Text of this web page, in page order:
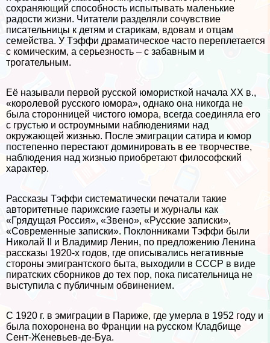
сохраняющий способность испытывать маленькие
радости жизни. Читатели разделяли сочувствие
писательницы к детям и старикам, вдовам и отцам
семейства. У Тэффи драматическое часто переплетается
с комическим, а серьезность – с забавным и
трогательным.
Её называли первой русской юмористкой начала ХХ в.,
«королевой русского юмора», однако она никогда не
была сторонницей чистого юмора, всегда соединяла его
с грустью и остроумными наблюдениями над
окружающей жизнью. После эмиграции сатира и юмор
постепенно перестают доминировать в ее творчестве,
наблюдения над жизнью приобретают философский
хаpaктер.
Рассказы Тэффи систематически печатали такие
авторитетные парижские газеты и журналы как
«Грядущая Россия», «Звено», «Русские записки»,
«Современные записки». Поклонниками Тэффи были
Николай II и Владимир Ленин, по предложению Ленина
рассказы 1920-х годов, где описывались негативные
стороны эмигрантского быта, выходили в СССР в виде
пиратских сборников до тех пор, пока писательница не
выступила с публичным обвинением.
С 1920 г. в эмиграции в Париже, где умерла в 1952 году и
была похоронена во Франции на русском Кладбище
Сент-Женевьев-де-Буа.